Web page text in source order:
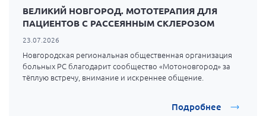
ВЕЛИКИЙ НОВГОРОД. МОТОТЕРАПИЯ ДЛЯ
ПАЦИЕНТОВ С РАССЕЯННЫМ СКЛЕРОЗОМ
23.07.2026
Новгородская региональная общественная организация
больных РС благодарит сообщество «Мотоновгород»за
тёплую встречу, внимание и искреннее общение.
Подробнее